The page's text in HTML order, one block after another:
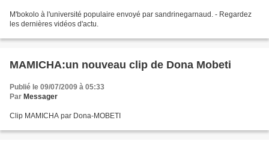
M'bokolo à l'université populaire envoyé par sandrinegarnaud. - Regardez
les dernières vidéos d'actu.
MAMICHA:un nouveau clip de Dona Mobeti
Publié le 09/07/2009 à 05:33
Par Messager
Clip MAMICHA par Dona-MOBETI